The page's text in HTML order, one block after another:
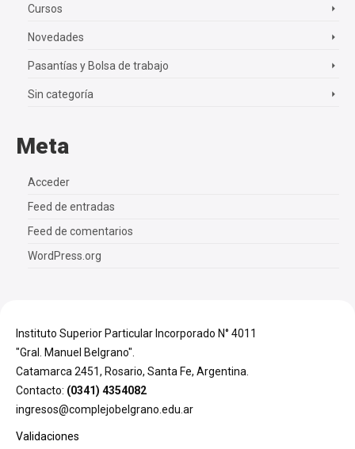
Cursos
Novedades
Pasantías y Bolsa de trabajo
Sin categoría
Meta
Acceder
Feed de entradas
Feed de comentarios
WordPress.org
Instituto Superior Particular Incorporado N° 4011
"Gral. Manuel Belgrano".
Catamarca 2451, Rosario, Santa Fe, Argentina.
Contacto: (0341) 4354082
ingresos@complejobelgrano.edu.ar
Validaciones